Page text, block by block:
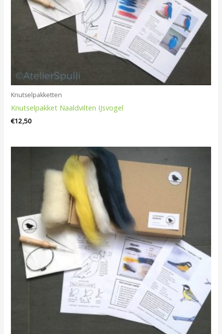
Knutselpakketten
Knutselpakket Naaldvilten IJsvogel
€12,50